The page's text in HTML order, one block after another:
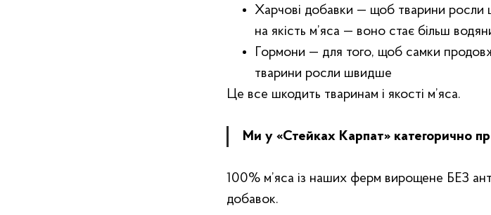
Харчові добавки — щоб тварини росли
на якість м’яса — воно стає більш
Гормони — для того, щоб самки
тварини росли швидше
Це все шкодить тваринам і якості м’яса.
Ми у «‎Стейках Карпат»‎ категорично
100% м’яса із наших ферм вирощене БЕЗ
добавок.